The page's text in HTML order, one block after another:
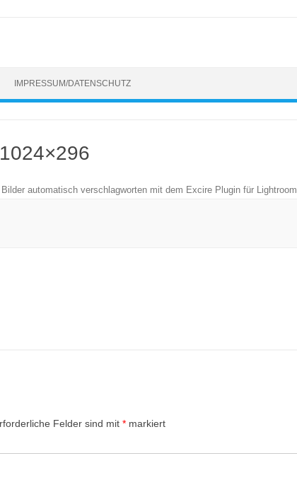
IMPRESSUM/DATENSCHUTZ
Bilder automatisch verschlagworten mit dem Excire Plugin für Lightroom
Felder sind mit *markiert